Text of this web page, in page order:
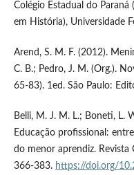
Colégio Estadual do
em História), Universidade
Arend, S. M. F. (2012).
C. B.; Pedro, J. M. (Org.).
65-83). 1ed. São Paulo:
Belli, M. J. M. L.; Boneti, L.
Educação profissional:
do menor aprendiz.
366-383. https://doi.org/